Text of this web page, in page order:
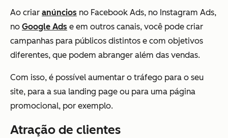
Ao criar anúncios no Facebook Ads, no Instagram Ads,
no Google Ads e em outros canais, você pode criar
campanhas para públicos distintos e com objetivos
diferentes, que podem abranger além das vendas.
Com isso, é possível aumentar o tráfego para o seu
site, para a sua landing page ou para uma página
promocional, por exemplo.
Atração de clientes